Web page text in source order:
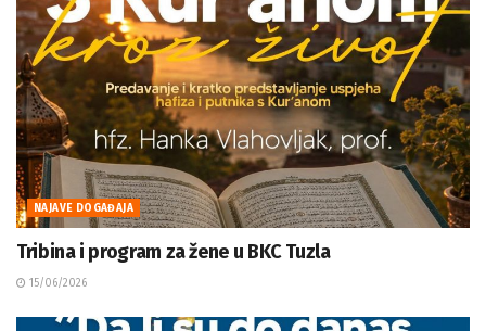
NAJAVE DOGAĐAJA
Tribina i program za žene u BKC Tuzla
15/06/2026